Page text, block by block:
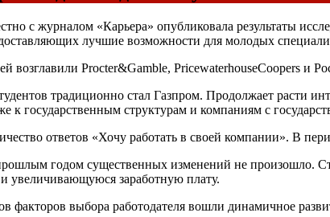
с журналом «Карьера» опубликовала результаты
лучшие возможности для молодых
возглавили Procter&Gamble, PricewaterhouseCoopers и
традиционно стал Газпром. Продолжает расти
к государственным структурам и компаниям с
ответов «Хочу работать в своей компании». В
годом существенных изменений не произошло.
увеличивающуюся заработную плату.
факторов выбора работодателя вошли динамичное